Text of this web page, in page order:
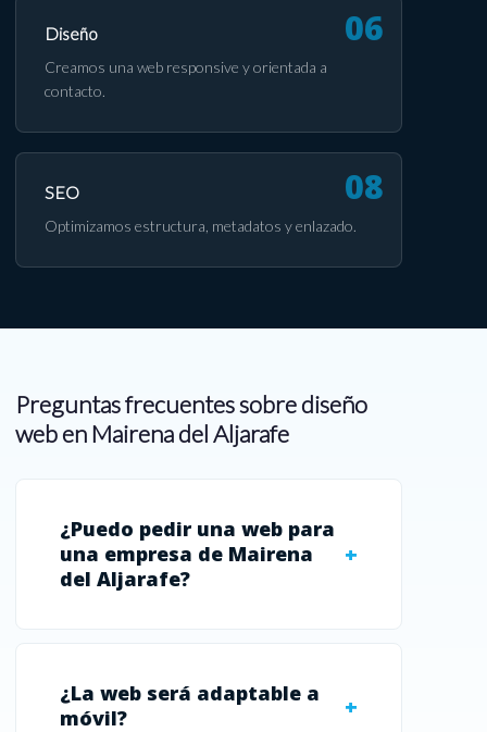
Diseño
Creamos una web responsive y orientada a
contacto.
SEO
Optimizamos estructura, metadatos y enlazado.
Preguntas frecuentes sobre diseño
web en Mairena del Aljarafe
¿Puedo pedir una web para
una empresa de Mairena
del Aljarafe?
¿La web será adaptable a
móvil?